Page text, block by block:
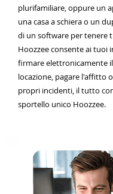
plurifamiliare, oppure un
una casa a schiera o un
di un software per tenere
Hoozzee consente ai tuoi
firmare elettronicamente
locazione, pagare l'affitto
propri incidenti, il tutto
sportello unico Hoozzee.